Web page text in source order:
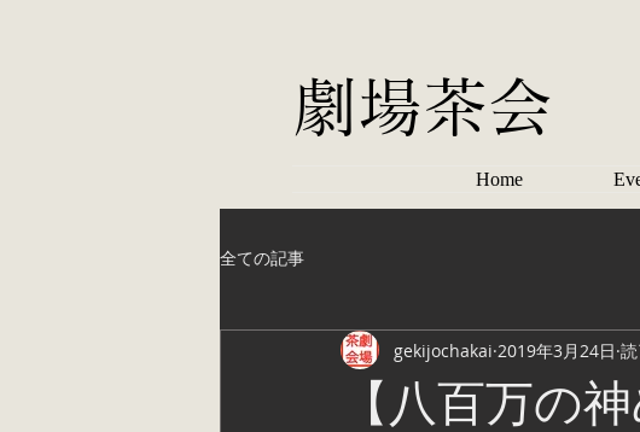
劇場茶会
Home
全ての記事
【八百万の
gekijochakai 2019年3月24日